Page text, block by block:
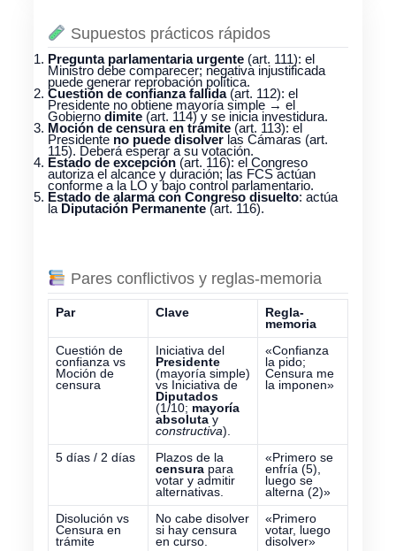
Supuestos prácticos rápidos
Pregunta parlamentaria urgente (art. 111): el
Ministro debe comparecer; negativa injustificada
puede generar reprobación política.
Cuestión de confianza fallida(art. 112): el
Presidente no obtiene mayoría simple → el
Gobierno dimite (art. 114) y se inicia investidura.
Moción de censura en trámite (art. 113): el
Presidente no puede disolver las Cámaras (art.
115). Deberá esperar a su votación.
Estado de excepción (art. 116): el Congreso
autoriza el alcance y duración; las FCS actúan
conforme a la LO y bajo control parlamentario.
Estado de alarma con Congreso disuelto: actúa
la Diputación Permanente (art. 116).
Pares conflictivos y reglas-memoria
Par Clave
Regla-
memoria
Cuestión de
confianza vs
Moción de
censura
Iniciativa del
Presidente
(mayoría simple)
vs Iniciativa de
Diputados
(1/10; mayoría
absolutay
constructiva).
«Confianza
la pido;
Censura me
la imponen»
5 días / 2 días
Plazos de la
censura para
votar y admitir
alternativas.
«Primero se
enfría (5),
luego se
alterna (2)»
Disolución vs
Censura en
trámite
No cabe disolver
si hay censura
en curso.
«Primero
votar, luego
disolver»